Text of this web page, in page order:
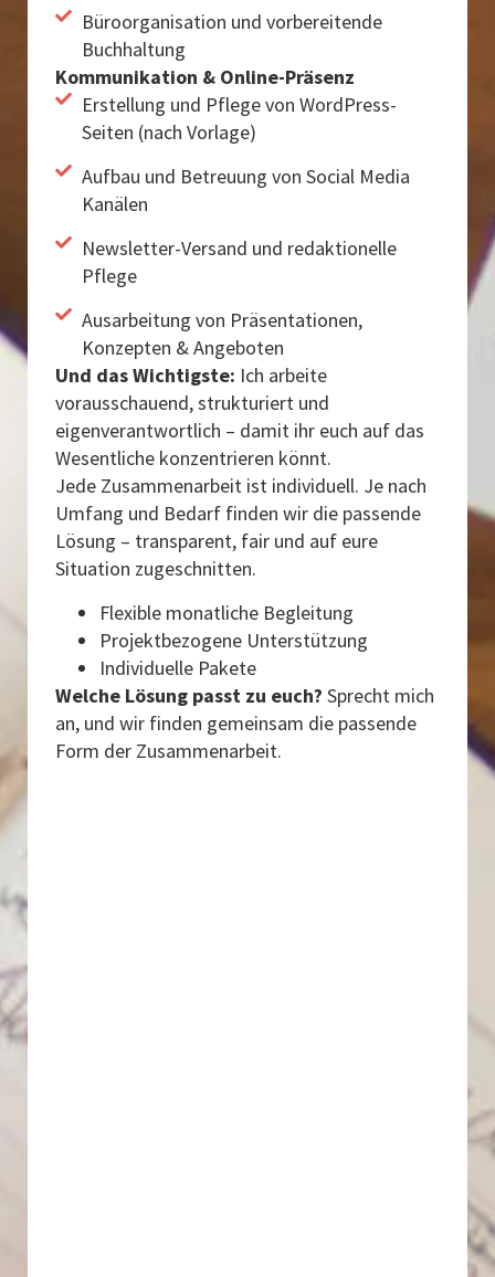
Büroorganisation und vorbereitende
Buchhaltung
Kommunikation & Online-Präsenz
Erstellung und Pflege von WordPress-
Seiten (nach Vorlage)
Aufbau und Betreuung von Social Media
Kanälen
Newsletter-Versand und redaktionelle
Pflege
Ausarbeitung von Präsentationen,
Konzepten & Angeboten
Und das Wichtigste: Ich arbeite
vorausschauend, strukturiert und
eigenverantwortlich – damit ihr euch auf das
Wesentliche konzentrieren könnt.
Jede Zusammenarbeit ist individuell. Je nach
Umfang und Bedarf finden wir die passende
Lösung – transparent, fair und auf eure
Situation zugeschnitten.
Flexible monatliche Begleitung
Projektbezogene Unterstützung
Individuelle Pakete
Welche Lösung passt zu euch? Sprecht mich
an, und wir finden gemeinsam die passende
Form der Zusammenarbeit.